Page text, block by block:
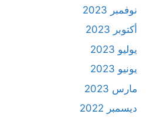
نوفمبر 2023
أكتوبر 2023
يوليو 2023
يونيو 2023
مارس 2023
ديسمبر 2022